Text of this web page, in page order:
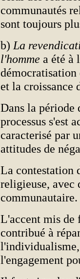
communautés
sont toujours
b) La
l'homme a été à
et la croissance
Dans la
processus s'est
caracterisé par
attitudes de
La contestation
religieuse, avec
communautaire.
L'accent mis de
contribué à
l'engagement